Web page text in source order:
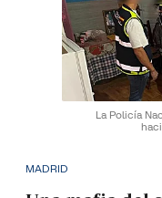
La Policía
MADRID